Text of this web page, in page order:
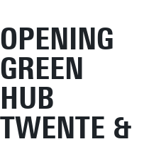
OPENING
GREEN
HUB
TWENTE &